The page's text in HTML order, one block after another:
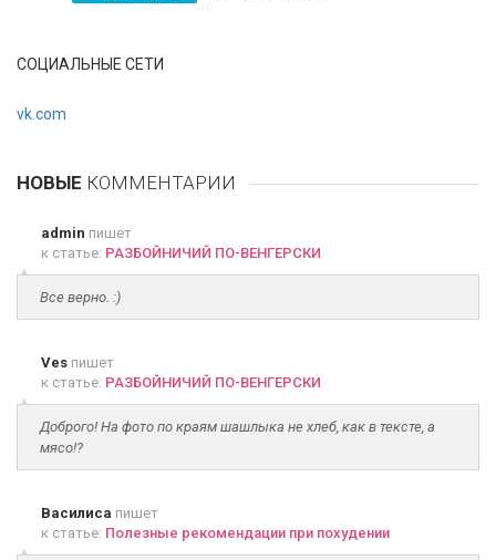
СОЦИАЛЬНЫЕ СЕТИ
vk.com
НОВЫЕ КОММЕНТАРИИ
admin пишет
к статье: РАЗБОЙНИЧИЙ ПО-ВЕНГЕРСКИ
Все верно. :)
Ves пишет
к статье: РАЗБОЙНИЧИЙ ПО-ВЕНГЕРСКИ
Доброго! На фото по краям шашлыка не хлеб, как в тексте, а
мясо!?
Василиса пишет
к статье: Полезные рекомендации при похудении